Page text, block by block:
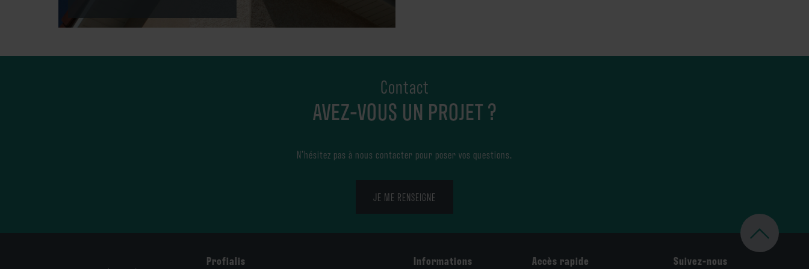
Contact
AVEZ-VOUS UN PROJET ?
N’hésitez pas à nous contacter pour poser vos questions.
JE ME RENSEIGNE
Profialis Informations Accès rapide Suivez-nous